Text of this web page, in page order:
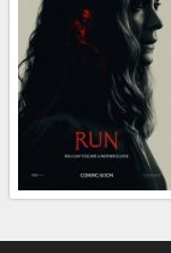
Dāvanu
kartes
Uzkodas
B2B